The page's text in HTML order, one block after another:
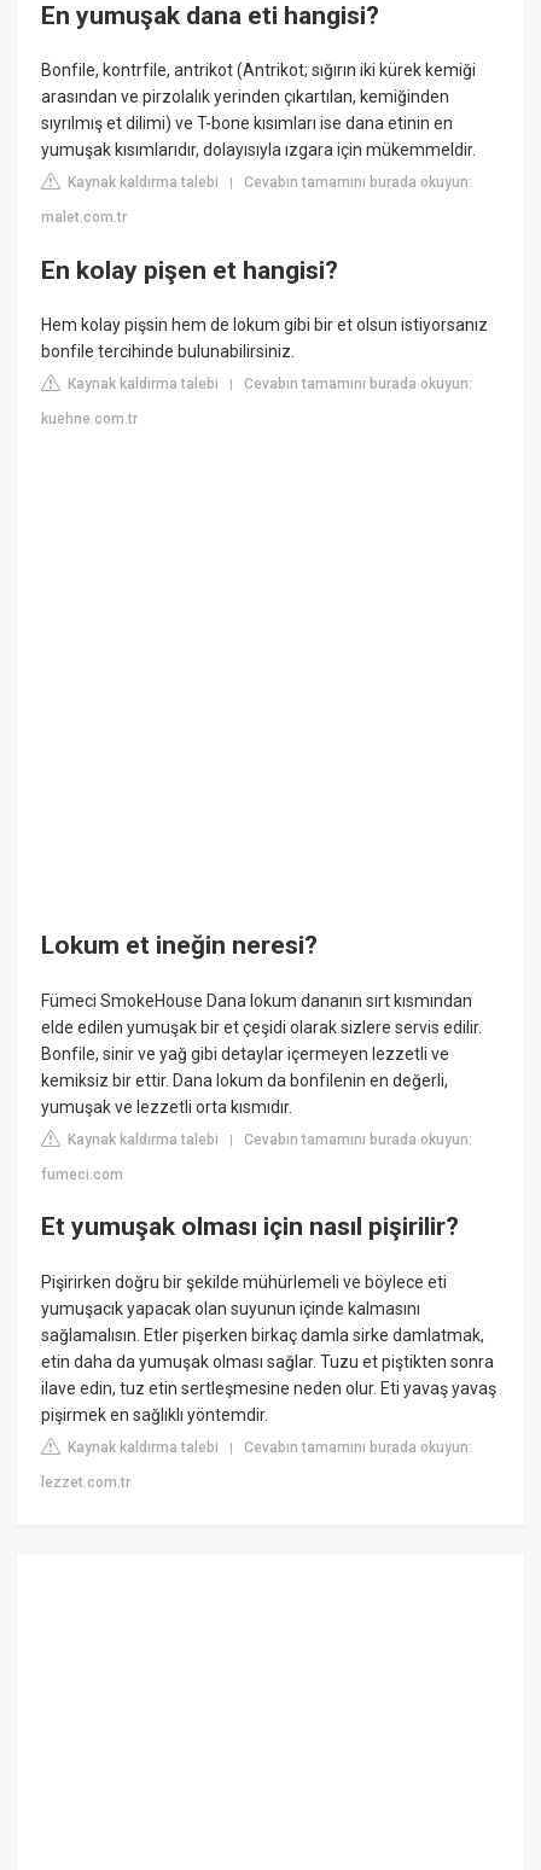
En yumuşak dana eti hangisi?
Bonfile, kontrfile, antrikot (Antrikot; sığırın iki kürek kemiği
arasından ve pirzolalık yerinden çıkartılan, kemiğinden
sıyrılmış et dilimi) ve T-bone kısımları ise dana etinin en
yumuşak kısımlarıdır, dolayısıyla ızgara için mükemmeldir.
Kaynak kaldırma talebi |Cevabın tamamını burada okuyun:
malet.com.tr
En kolay pişen et hangisi?
Hem kolay pişsin hem de lokum gibi bir et olsun istiyorsanız
bonfile tercihinde bulunabilirsiniz.
Kaynak kaldırma talebi |Cevabın tamamını burada okuyun:
kuehne.com.tr
Lokum et ineğin neresi?
Fümeci SmokeHouse Dana lokum dananın sırt kısmından
elde edilen yumuşak bir et çeşidi olarak sizlere servis edilir.
Bonfile, sinir ve yağ gibi detaylar içermeyen lezzetli ve
kemiksiz bir ettir. Dana lokum da bonfilenin en değerli,
yumuşak ve lezzetli orta kısmıdır.
Kaynak kaldırma talebi |Cevabın tamamını burada okuyun:
fumeci.com
Et yumuşak olması için nasıl pişirilir?
Pişirirken doğru bir şekilde mühürlemeli ve böylece eti
yumuşacık yapacak olan suyunun içinde kalmasını
sağlamalısın. Etler pişerken birkaç damla sirke damlatmak,
etin daha da yumuşak olması sağlar. Tuzu et piştikten sonra
ilave edin, tuz etin sertleşmesine neden olur. Eti yavaş yavaş
pişirmek en sağlıklı yöntemdir.
Kaynak kaldırma talebi |Cevabın tamamını burada okuyun:
lezzet.com.tr